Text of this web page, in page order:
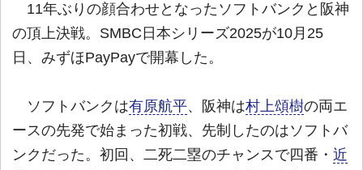
11年ぶりの顔合わせとなったソフトバンクと阪神
の頂上決戦。SMBC日本シリーズ2025が10月25
日、みずほPayPayで開幕した。
ソフトバンクは有原航平、阪神は村上頌樹の両エ
ースの先発で始まった初戦、先制したのはソフトバ
ンクだった。初回、二死二塁のチャンスで四番・ 近